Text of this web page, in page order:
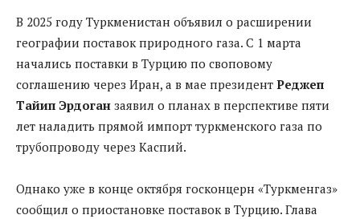
В 2025 году Туркменистан объявил о расширении
географии поставок природного газа. С 1 марта
начались поставки в Турцию по своповому
соглашению через Иран, а в мае президент Реджеп
Тайип Эрдоган заявил о планах в перспективе пяти
лет наладить прямой импорт туркменского газа по
трубопроводу через Каспий.
Однако уже в конце октября госконцерн «Туркменгаз»
сообщил о приостановке поставок в Турцию. Глава